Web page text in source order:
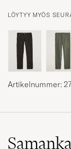
LÖYTYY MYÖS
Artikelnummer: